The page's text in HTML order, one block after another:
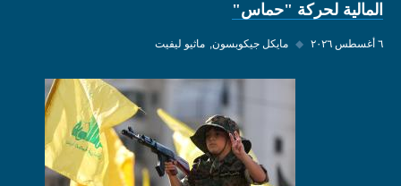
المالية لحركة "حماس"
٦ أغسطس ٢٠٢٦ ◆ مايكل جيكوبسون ماثيو ليفيت